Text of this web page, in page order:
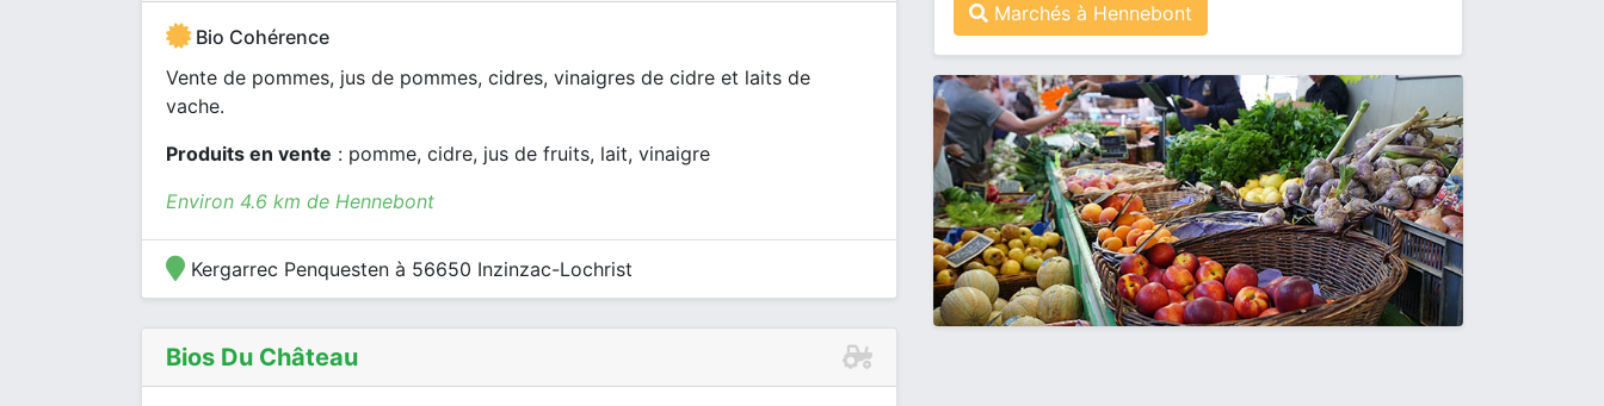
Bio Cohérence
Vente de pommes, jus de pommes, cidres, vinaigres de cidre et laits de
vache.
Produits en vente : pomme, cidre, jus de fruits, lait, vinaigre
Environ 4.6 km de Hennebont
Kergarrec Penquesten à 56650 Inzinzac-Lochrist
Bios Du Château
Marchés à Hennebont